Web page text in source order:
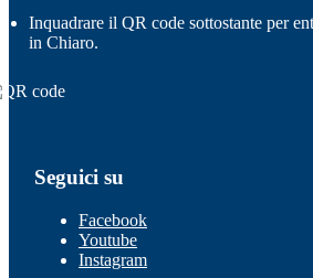
Inquadrare il QR code sottostante per
in Chiaro.
Seguici su
Facebook
Youtube
Instagram